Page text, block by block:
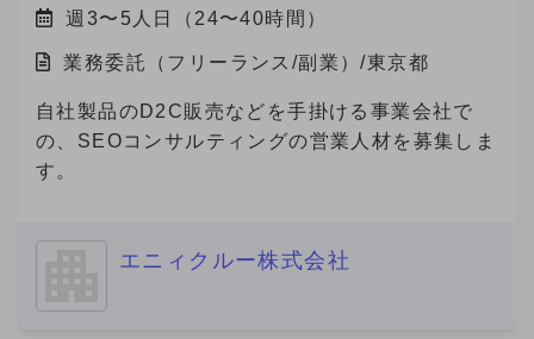
週3〜5人日（24〜40時間）
業務委託（フリーランス/副業）/東京都
自社製品のD2C販売などを手掛ける事業会社で
の、SEOコンサルティングの営業人材を募集しま
す。
エニィクルー株式会社